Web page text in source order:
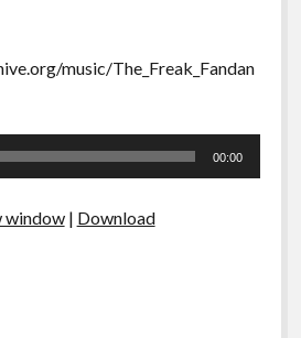
music/The_Freak_Fandan
00:00
window| Download